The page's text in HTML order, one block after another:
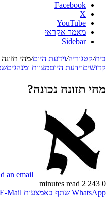
Facebook
X
YouTube
מאמר אקראי
Sidebar
בית/קטגוריה/וידעת היום/מהי תזונה
קדושיםוידעת היוםמצוות ומנהגים
מהי תזונה נכונה?
an email
0
2 minutes read
WhatsApp שתף באמצעות E-Mail